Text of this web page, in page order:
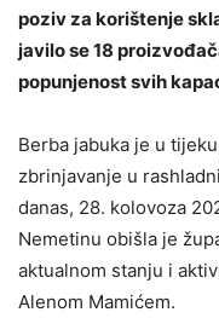
poziv za korištenje
javilo se 18
popunjenost svih
Berba jabuka je u
zbrinjavanje u
danas, 28. kolovoza
Nemetinu obišla je
aktualnom stanju i
Alenom Mamićem.